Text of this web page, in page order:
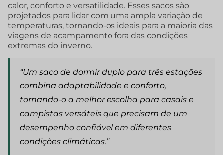
calor, conforto e versatilidade. Esses sacos são
projetados para lidar com uma ampla variação de
temperaturas, tornando-os ideais para a maioria das
viagens de acampamento fora das condições
extremas do inverno.
“Um saco de dormir duplo para três estações
combina adaptabilidade e conforto,
tornando-o a melhor escolha para casais e
campistas versáteis que precisam de um
desempenho confiável em diferentes
condições climáticas.”